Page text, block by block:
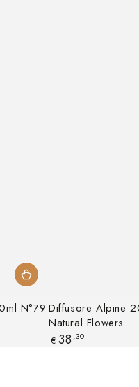
N°79 Diffusore Alpine
Natural Flowers
Prezzo
€ 38 ,30